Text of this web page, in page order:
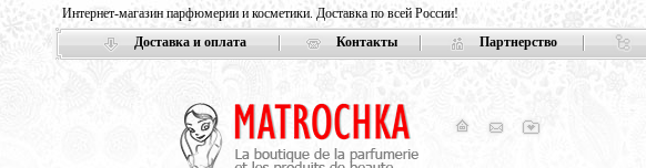
Интернет-магазин парфюмерии и косметики. Доставка по всей России!
Доставка и оплата
Контакты Партнерство